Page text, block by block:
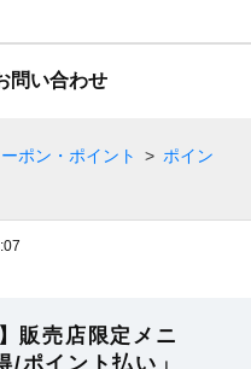
問い合わせ
ポン・ポイント > ポイン
販売店限定メニ
/ポイント払い」